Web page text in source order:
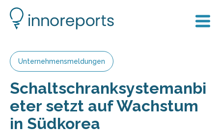
Unternehmensmeldungen
Schaltschranksystemanbi
eter setzt auf Wachstum
in Südkorea